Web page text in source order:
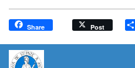
Share Post
https://propletenie.ru/